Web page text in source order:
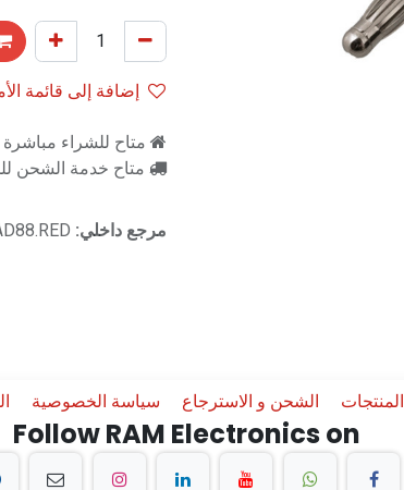
إضافة إلى قائمة
متاح للشراء
متاح خدمة الشحن للمنتج
مرجع داخلي:
المنتجات الشحن و الاسترجاع سياسة الخصوصية
Follow RAM Electronics on